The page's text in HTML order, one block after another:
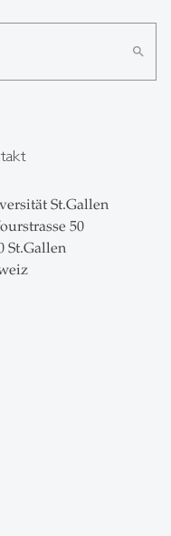
search
St.Gallen
50
St.Gallen